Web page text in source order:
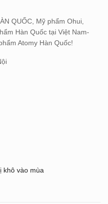
QUỐC, Mỹ phẩm Ohui,
Hàn Quốc tại Việt Nam-
Atomy Hàn Quốc!
khô vào mùa